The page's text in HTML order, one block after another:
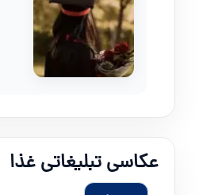
عکاسی تبلیغاتی غذا